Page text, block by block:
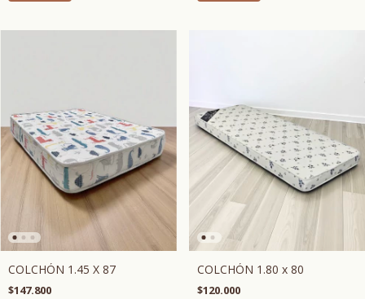
COLCHÓN 1.45 X 87
$147.800
COLCHÓN 1.80 x 80
$120.000